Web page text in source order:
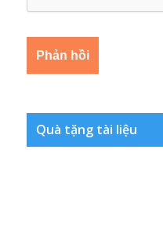
Quà tặng tài liệu